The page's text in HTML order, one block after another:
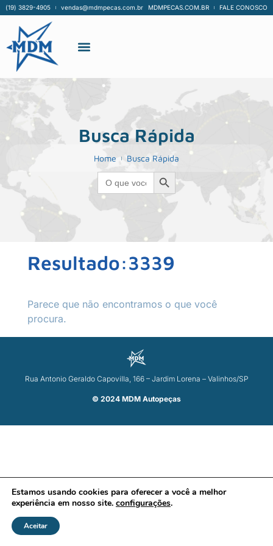
(19) 3829-4905 vendas@mdmpecas.com.br MDMPECAS.COM.BR FALE CONOSCO
Busca Rápida
Home Busca Rápida
Search
for:
Search Button
Resultado:3339
Parece que não encontramos o que você
procura.
Rua Antonio Geraldo Capovilla, 166 – Jardim Lorena – Valinhos/SP
© 2024 MDM Autopeças
Estamos usando cookies para oferecer a você a melhor
experiência em nosso site. configurações.
Aceitar